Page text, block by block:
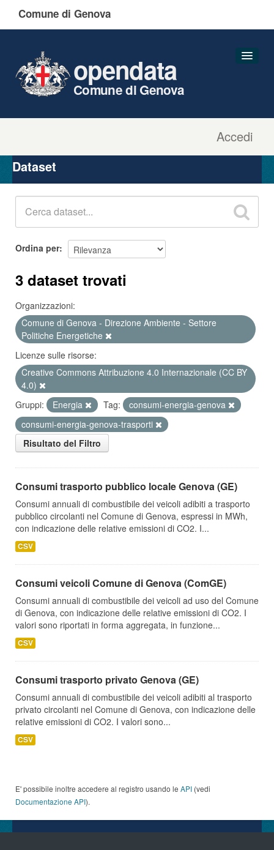
Comune di Genova
Accedi
opendata
Comune di Genova
Organizzazioni
Gruppi
Dataset
Ordina per
3 dataset trovati
Organizzazioni:
Comune di Genova - Direzione Ambiente - Settore
Politiche Energetiche
Licenze sulle risorse:
Creative Commons Attribuzione 4.0 Internazionale (CC BY
4.0)
Gruppi:
Energia Tag:
consumi-energia-genova
consumi-energia-genova-trasporti
Risultato del Filtro
Consumi trasporto pubblico locale Genova (GE)
Consumi annuali di combustibile dei veicoli adibiti a trasporto
pubblico circolanti nel Comune di Genova, espressi in MWh,
con indicazione delle relative emissioni di CO2. I...
CSV
Consumi veicoli Comune di Genova (ComGE)
Consumi annuali di combustibile dei veicoli ad uso del Comune
di Genova, con indicazione delle relative emissioni di CO2. I
valori sono riportati in forma aggregata, in funzione...
CSV
Consumi trasporto privato Genova (GE)
Consumi annuali di combustibile dei veicoli adibiti al trasporto
privato circolanti nel Comune di Genova, con indicazione delle
relative emissioni di CO2. I valori sono...
CSV
E' possibile inoltre accedere al registro usando le API (vedi
Documentazione API).